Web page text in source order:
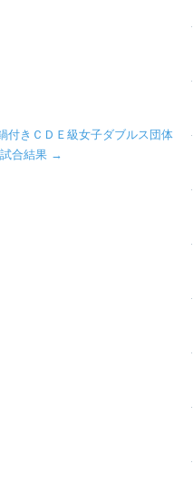
きＣＤＥ級女子ダブルス団体
合結果 →